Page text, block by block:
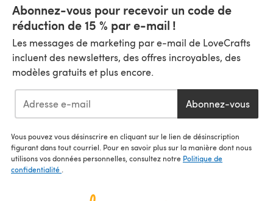
Abonnez-vous pour recevoir un code de
réduction de 15 % par e-mail !
Les messages de marketing par e-mail de LoveCrafts
incluent des newsletters, des offres incroyables, des
modèles gratuits et plus encore.
Abonnez-vous
Vous pouvez vous désinscrire en cliquant sur le lien de désinscription
figurant dans tout courriel. Pour en savoir plus sur la manière dont nous
utilisons vos données personnelles, consultez notre Politique de
confidentialité